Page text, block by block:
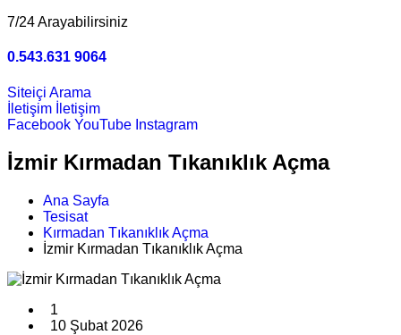
7/24 Arayabilirsiniz
0.543.631 9064
Siteiçi Arama
İletişim
İletişim
Facebook YouTube Instagram
İzmir Kırmadan Tıkanıklık Açma
Ana Sayfa
Tesisat
Kırmadan Tıkanıklık Açma
İzmir Kırmadan Tıkanıklık Açma
1
10 Şubat 2026